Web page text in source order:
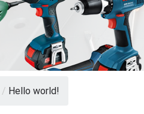
/ Hello world!